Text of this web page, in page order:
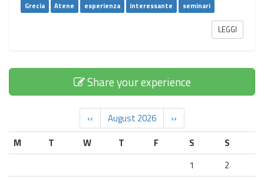
Grecia Atene esperienza interessante seminari
LEGGI
Share your experience
‹‹ August 2026
››
M
T W T F S
S
1
2